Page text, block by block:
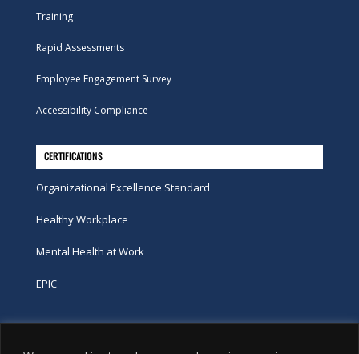
Training
Rapid Assessments
Employee Engagement Survey
Accessibility Compliance
CERTIFICATIONS
Organizational Excellence Standard
Healthy Workplace
Mental Health at Work
EPIC
Phone